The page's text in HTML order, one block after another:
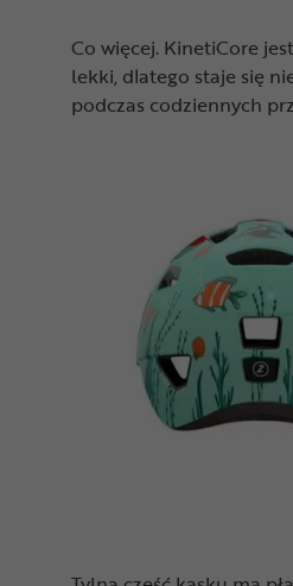
Co więcej. KinetiCore
lekki, dlatego staje się
podczas codziennych